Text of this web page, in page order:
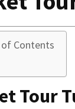
of Contents
Tour